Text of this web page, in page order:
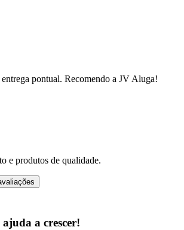
pontual. Recomendo a JV Aluga!
e produtos de qualidade.
a crescer!